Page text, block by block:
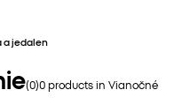
a jedalen
(0)0products in Vianočné